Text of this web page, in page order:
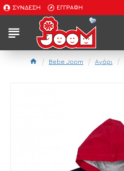
ΣΎΝΔΕΣΗ ΕΓΓΡΑΦΉ
Bebe Joom Αγόρι